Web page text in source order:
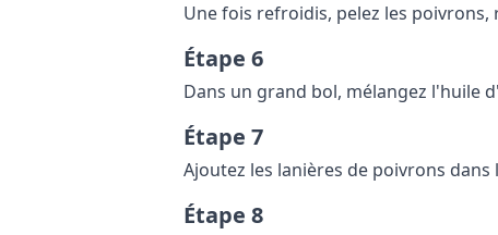
Une fois refroidis, pelez les
Étape 6
Dans un grand bol, mélangez l'huile
Étape 7
Ajoutez les lanières de poivrons
Étape 8